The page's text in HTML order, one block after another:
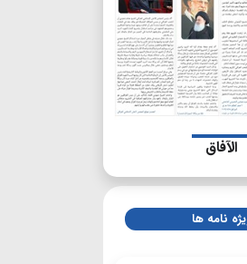
الآفاق
نامه ها